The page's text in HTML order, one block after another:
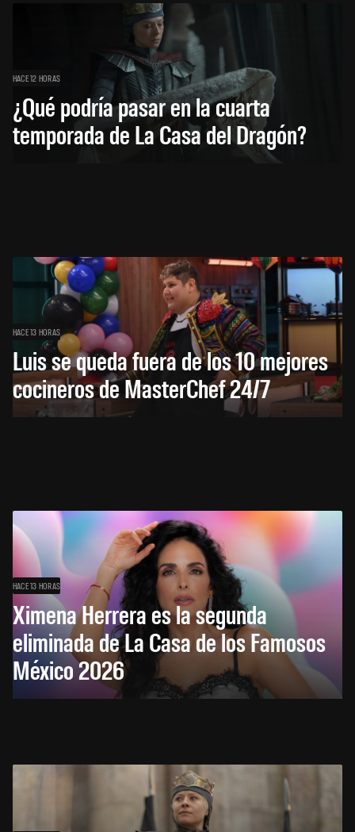
HACE 12 HORAS
¿Qué podría pasar en la cuarta
temporada de La Casa del Dragón?
HACE 13 HORAS
Luis se queda fuera de los 10 mejores
cocineros de MasterChef 24/7
HACE 13 HORAS
Ximena Herrera es la segunda
eliminada de La Casa de los Famosos
México 2026